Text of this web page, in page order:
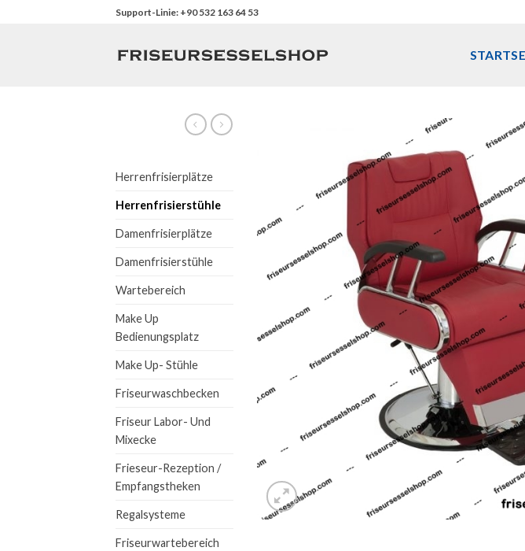
Support-Linie: +90 532 163 64 53
Herrenfrisierplätze
Herrenfrisierstühle
Damenfrisierplätze
Damenfrisierstühle
Wartebereich
Make Up
Bedienungsplatz
Make Up- Stühle
Friseurwaschbecken
Friseur Labor- Und
Mixecke
Frieseur-Rezeption /
Empfangstheken
Regalsysteme
Friseurwartebereich